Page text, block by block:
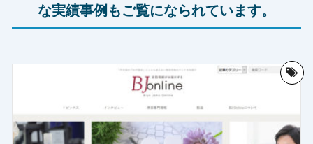
な実績事例もご覧になられています。